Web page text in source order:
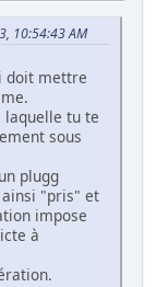
10:54:43 AM
doit mettre
laquelle tu te
sous
plugg
"pris" et
impose
à